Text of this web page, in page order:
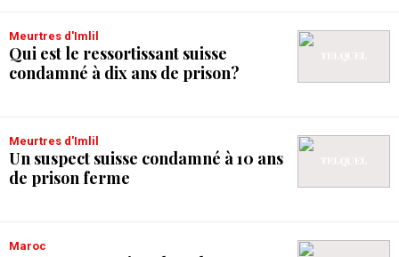
Meurtres d'Imlil
Qui est le ressortissant suisse
condamné à dix ans de prison?
Meurtres d'Imlil
Un suspect suisse condamné à 10 ans
de prison ferme
Maroc